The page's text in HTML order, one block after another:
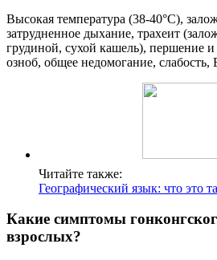
Высокая температура (38-40°С),
затрудненное дыхание, трахеит
грудиной, сухой кашель), першение и
озноб, общее недомогание, слабость,
Читайте также:
Географический язык: что это
Какие симптомы
взрослых?